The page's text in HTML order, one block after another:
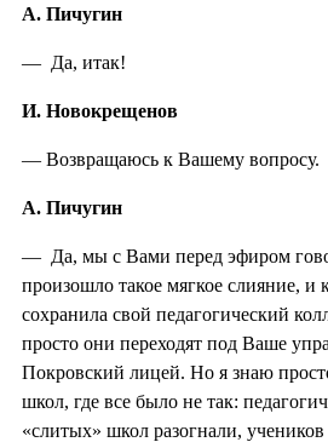
А. Пичугин
— Да, итак!
И. Новокрещенов
— Возвращаюсь к Вашему вопросу.
А. Пичугин
— Да, мы с Вами перед эфиром
произошло такое мягкое слияние, и
сохранила свой педагогический
просто они переходят под Ваше
Покровский лицей. Но я знаю
школ, где все было не так:
«слитых» школ разогнали,